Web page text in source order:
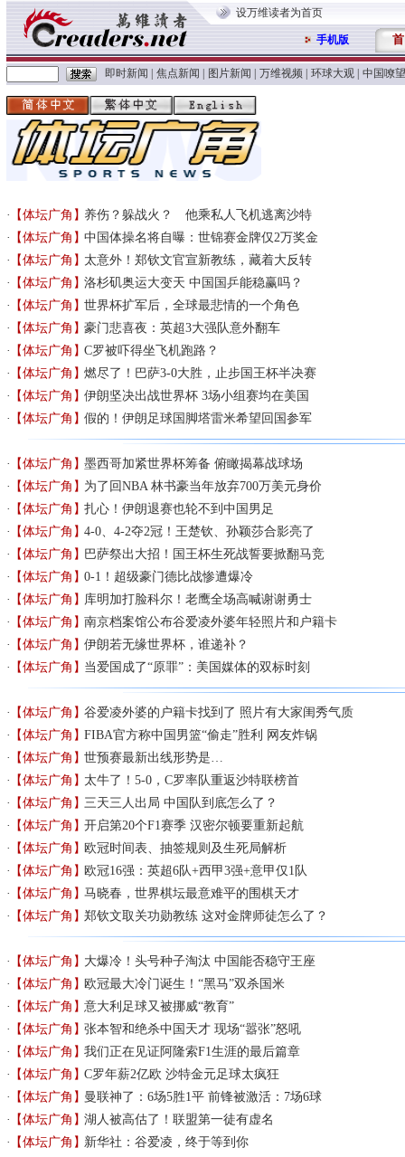
设万维读者为首页
手机版 首
即时新闻 焦点新闻 图片新闻 万维视频 环球大观 中国嘹望
【体坛广角】养伤？躲战火？ 他乘私人飞机逃离沙特
【体坛广角】中国体操名将自曝：世锦赛金牌仅2万奖金
【体坛广角】太意外！郑钦文官宣新教练，藏着大反转
【体坛广角】洛杉矶奥运大变天 中国国乒能稳赢吗？
【体坛广角】世界杯扩军后，全球最悲情的一个角色
【体坛广角】豪门悲喜夜：英超3大强队意外翻车
【体坛广角】C罗被吓得坐飞机跑路？
【体坛广角】燃尽了！巴萨3-0大胜，止步国王杯半决赛
【体坛广角】伊朗坚决出战世界杯 3场小组赛均在美国
【体坛广角】假的！伊朗足球国脚塔雷米希望回国参军
【体坛广角】墨西哥加紧世界杯筹备 俯瞰揭幕战球场
【体坛广角】为了回NBA 林书豪当年放弃700万美元身价
【体坛广角】扎心！伊朗退赛也轮不到中国男足
【体坛广角】4-0、4-2夺2冠！王楚钦、孙颖莎合影亮了
【体坛广角】 巴萨祭出大招！国王杯生死战誓要掀翻马竞
【体坛广角】0-1！超级豪门德比战惨遭爆冷
【体坛广角】库明加打脸科尔！老鹰全场高喊谢谢勇士
【体坛广角】南京档案馆公布谷爱凌外婆年轻照片和户籍卡
【体坛广角】伊朗若无缘世界杯，谁递补？
【体坛广角】当爱国成了“原罪”：美国媒体的双标时刻
【体坛广角】谷爱凌外婆的户籍卡找到了 照片有大家闺秀气质
【体坛广角】FIBA官方称中国男篮“偷走”胜利 网友炸锅
【体坛广角】世预赛最新出线形势是…
【体坛广角】太牛了！5-0，C罗率队重返沙特联榜首
【体坛广角】三天三人出局 中国队到底怎么了？
【体坛广角】开启第20个F1赛季 汉密尔顿要重新起航
【体坛广角】欧冠时间表、抽签规则及生死局解析
【体坛广角】欧冠16强：英超6队+西甲3强+意甲仅1队
【体坛广角】马晓春，世界棋坛最意难平的围棋天才
【体坛广角】郑钦文取关功勋教练 这对金牌师徒怎么了？
【体坛广角】大爆冷！头号种子淘汰 中国能否稳守王座
【体坛广角】欧冠最大冷门诞生！“黑马”双杀国米
【体坛广角】意大利足球又被挪威“教育”
【体坛广角】张本智和绝杀中国天才 现场“嚣张”怒吼
【体坛广角】我们正在见证阿隆索F1生涯的最后篇章
【体坛广角】C罗年薪2亿欧 沙特金元足球太疯狂
【体坛广角】曼联神了：6场5胜1平 前锋被激活：7场6球
【体坛广角】湖人被高估了！联盟第一徒有虚名
【体坛广角】新华社：谷爱凌，终于等到你